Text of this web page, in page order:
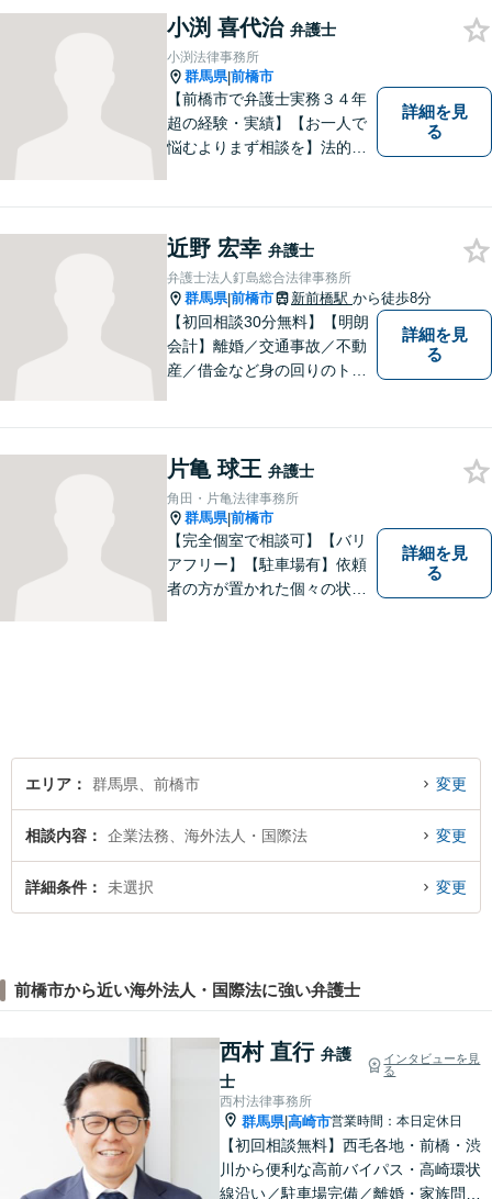
小渕 喜代治 弁護士
小渕法律事務所
群馬県|前橋市
【前橋市で弁護士実務３４年
超の経験・実績】【お一人で
悩むよりまず相談を】法的ト
のお手伝いをします。
詳細を見
る
近野 宏幸 弁護士
弁護士法人釘島総合法律事務所
群馬県|前橋市 新前橋駅 から徒歩8分
【初回相談30分無料】【明朗
会計】離婚／交通事故／不動
産／借金など身の回りのトラ
くアドバイスを行い、皆さま
のニーズに沿った迅速な解決
を目指します。
詳細を見
る
片亀 球王 弁護士
角田・片亀法律事務所
群馬県|前橋市
【完全個室で相談可】【バリ
アフリー】【駐車場有】依頼
者の方が置かれた個々の状況
詳細を見
る
エリア 群馬県、前橋市 変更
相談内容 企業法務、海外法人・国際法 変更
詳細条件 未選択 変更
前橋市から近い海外法人・国際法に強い弁護士
西村 直行 弁護
士
インタビューを見
る
西村法律事務所
群馬県|高崎市営業時間：本日定休日
【初回相談無料】西毛各地・前橋・渋
川から便利な高前バイパス・高崎環状
線沿い／駐車場完備／離婚・家族問